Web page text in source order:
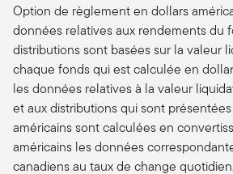
Option de règlement en dollars
données relatives aux rendements du
distributions sont basées sur la valeur
chaque fonds qui est calculée en
les données relatives à la valeur
et aux distributions qui sont
américains sont calculées en
américains les données
canadiens au taux de change